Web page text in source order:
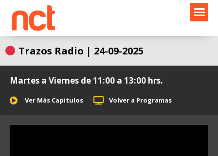
contenido
Trazos Radio | 24-09-2025
Martes a Viernes de 11:00 a 13:00 hrs.
Ver Más Capitulos Volver a Programas